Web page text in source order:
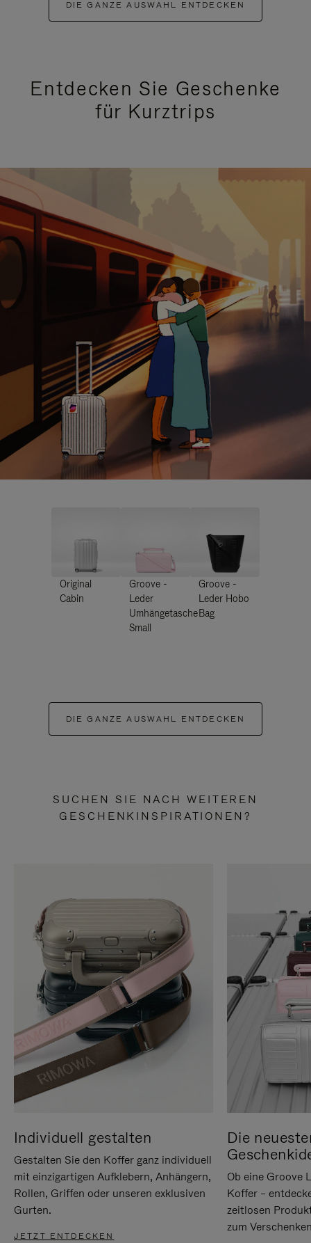
DIE GANZE AUSWAHL ENTDECKEN
Entdecken Sie Geschenke
für Kurztrips
Original
Cabin
Groove -
Leder
Umhängetasche
Small
Groove -
Leder Hobo
Bag
DIE GANZE AUSWAHL ENTDECKEN
SUCHEN SIE NACH WEITEREN
GESCHENKINSPIRATIONEN?
Individuell gestalten
Gestalten Sie den Koffer ganz individuell
mit einzigartigen Aufklebern, Anhängern,
Rollen, Griffen oder unseren exklusiven
Gurten.
JETZT ENTDECKEN
Die
Ob eine Groove
Koffer –
zeitlosen
zum